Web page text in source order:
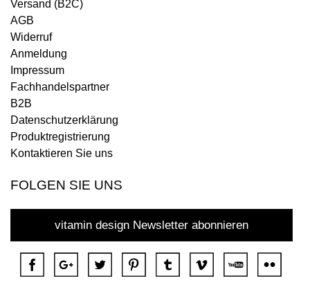
Versand (B2C)
AGB
Widerruf
Anmeldung
Impressum
Fachhandelspartner
B2B
Datenschutzerklärung
Produktregistrierung
Kontaktieren Sie uns
FOLGEN SIE UNS
vitamin design Newsletter abonnieren